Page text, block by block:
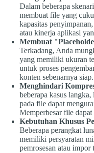
Dalam beberapa
membuat file yang
kapasitas
atau kinerja aplikasi
Membuat
Terkadang, Anda
yang memiliki ukuran
untuk proses
konten sebenarnya siap.
Menghindari
beberapa kasus
pada file dapat
Memperbesar file
Kebutuhan Khusus
Beberapa perangkat
memiliki persyaratan
pemrosesan atau impor